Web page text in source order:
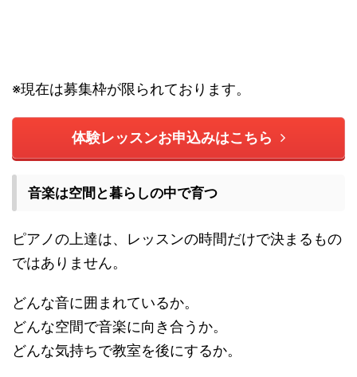
※現在は募集枠が限られております。
体験レッスンお申込みはこちら
音楽は空間と暮らしの中で育つ
ピアノの上達は、レッスンの時間だけで決まるもの
ではありません。
どんな音に囲まれているか。
どんな空間で音楽に向き合うか。
どんな気持ちで教室を後にするか。